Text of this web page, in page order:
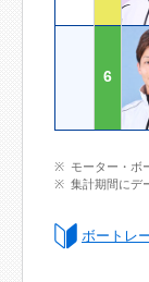
6
モーター・ボ
集計期間にデ
ボートレ